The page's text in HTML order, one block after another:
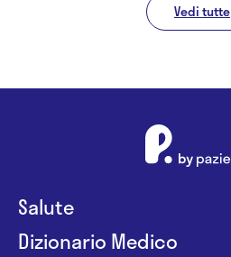
Vedi tutte
Salute
Dizionario Medico